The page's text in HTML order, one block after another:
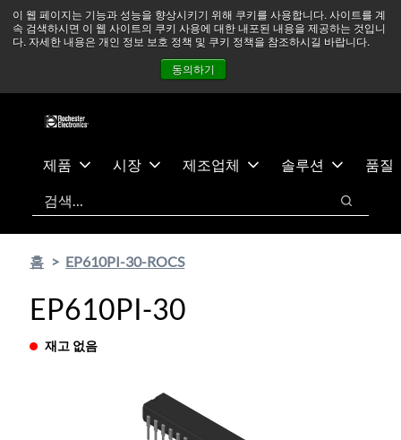
이 웹 페이지는 기능과 성능을 향상시키기 위해 쿠키를 사용합니다. 사이트를 계
속 검색하시면 이 웹 사이트의 쿠키 사용에 대한 내포된 내용을 제공하는 것입니
다. 자세한 내용은 개인 정보 보호 정책 및 쿠키 정책을 참조하시길 바랍니다.
동의하기
츠
건
중동 지역 상황을 지속적으로 주시하고 있으며, 모든 서비스는
정상적으로 운영되고 있습니다. 더 읽어보기 →
뉴스
문의하기
제품 시장 제조업체 솔루션
품질
검색
검색
홈 EP610PI-30-ROCS
EP610PI-30
재고 없음